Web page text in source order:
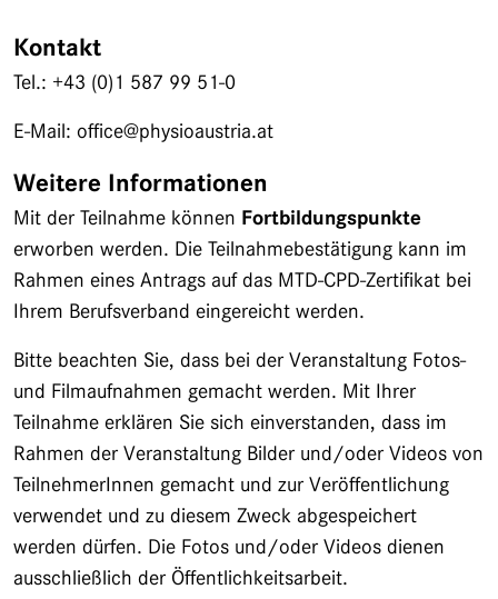
Kontakt
Tel.: +43 (0)1 587 99 51-0
E-Mail: office@physioaustria.at
Weitere Informationen
Mit der Teilnahme können Fortbildungspunkte
erworben werden. Die Teilnahmebestätigung kann im
Rahmen eines Antrags auf das MTD-CPD-Zertifikat bei
Ihrem Berufsverband eingereicht werden.
Bitte beachten Sie, dass bei der Veranstaltung Fotos-
und Filmaufnahmen gemacht werden. Mit Ihrer
Teilnahme erklären Sie sich einverstanden, dass im
Rahmen der Veranstaltung Bilder und/oder Videos von
TeilnehmerInnen gemacht und zur Veröffentlichung
verwendet und zu diesem Zweck abgespeichert
werden dürfen. Die Fotos und/oder Videos dienen
ausschließlich der Öffentlichkeitsarbeit.